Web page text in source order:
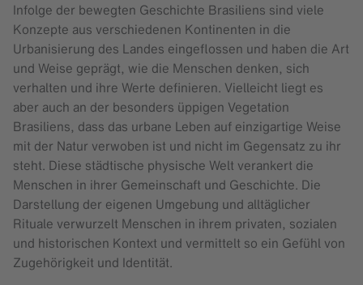
Infolge der bewegten Geschichte Brasiliens sind viele
Konzepte aus verschiedenen Kontinenten in die
Urbanisierung des Landes eingeflossen und haben die Art
und Weise geprägt, wie die Menschen denken, sich
verhalten und ihre Werte definieren. Vielleicht liegt es
aber auch an der besonders üppigen Vegetation
Brasiliens, dass das urbane Leben auf einzigartige Weise
mit der Natur verwoben ist und nicht im Gegensatz zu ihr
steht. Diese städtische physische Welt verankert die
Menschen in ihrer Gemeinschaft und Geschichte. Die
Darstellung der eigenen Umgebung und alltäglicher
Rituale verwurzelt Menschen in ihrem privaten, sozialen
und historischen Kontext und vermittelt so ein Gefühl von
Zugehörigkeit und Identität.